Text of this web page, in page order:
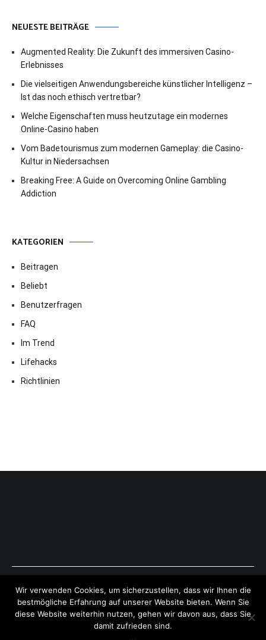
NEUESTE BEITRÄGE
Augmented Reality: Die Zukunft des immersiven Casino-
Erlebnisses
Die vielseitigen Anwendungsbereiche künstlicher Intelligenz –
Ist das noch ethisch vertretbar?
Welche Eigenschaften muss heutzutage ein modernes
Online-Casino haben
Vom Badetourismus zum modernen Gameplay: die Casino-
Kultur in Niedersachsen
Breaking Free: A Guide on Overcoming Online Gambling
Addiction
KATEGORIEN
Beitragen
Beliebt
Benutzerfragen
FAQ
Im Trend
Lifehacks
Richtlinien
Copyright © 2026ExpressAntworten.com . All rights reserved.
Theme:Cenote by ThemeGrill. Powered byWordPress .
Wir verwenden Cookies, um sicherzustellen, dass wir Ihnen die
bestmögliche Erfahrung auf unserer Website bieten. Wenn Sie
diese Website weiterhin nutzen, gehen wir davon aus, dass Sie
damit zufrieden sind.